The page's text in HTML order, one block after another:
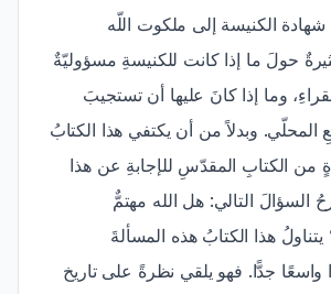
شهادة الكنيسة إلى ملكوت اللّه
حولَ ما إذا كانت للكنيسةِ مسؤوليّةٌ
وما إذا كانَ عليها أن تستجيبَ
المحلّي. وبدلاً من أن يكتفي هذا الكتابُ
من الكتابِ المقدّسِ للإجابةِ عن هذا
السؤالَ التالي: هل الله مهتمٌّ
يتناولُ هذا الكتابُ هذه المسألةَ
جدًّا. فهو يلقي نظرةً على تاريخ